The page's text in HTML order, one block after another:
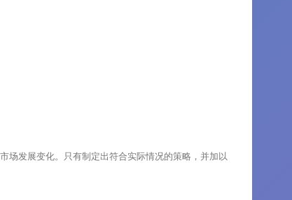
场发展变化。只有制定出符合实际情况的策略，并加以